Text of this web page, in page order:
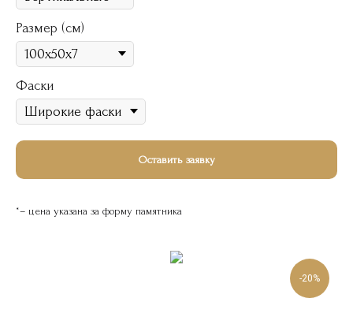
Размер (см)
Фаски
Оставить заявку
*– цена указана за форму памятника
-20%